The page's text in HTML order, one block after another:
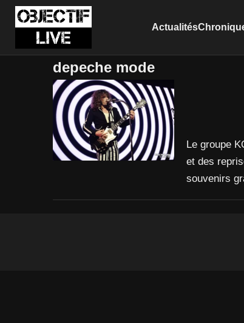
Actualités
depeche mode
Le groupe
et des
souvenirs